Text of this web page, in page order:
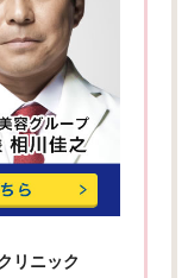
リニック